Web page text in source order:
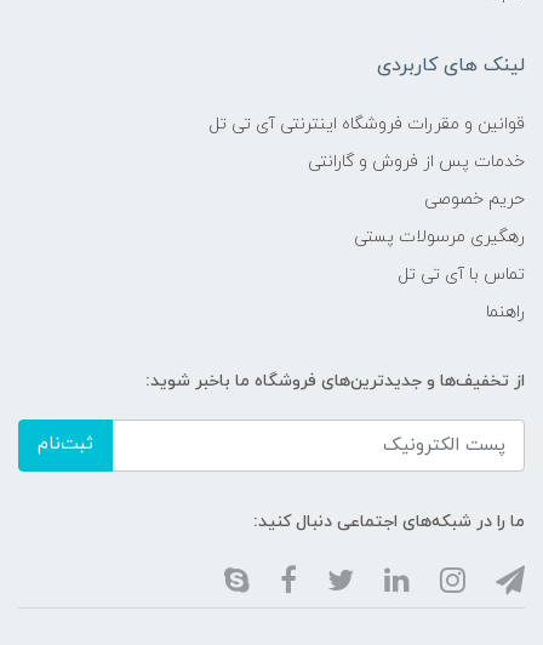
لینک های کاربردی
قوانین و مقررات فروشگاه اینترنتی آی تی تل
خدمات پس از فروش و گارانتی
حریم خصوصی
رهگیری مرسولات پستی
تماس با آی تی تل
راهنما
از تخفیف‌ها و جدیدترین‌های فروشگاه ما باخبر شوید:
ثبت‌نام
ما را در شبکه‌های اجتماعی دنبال کنید: